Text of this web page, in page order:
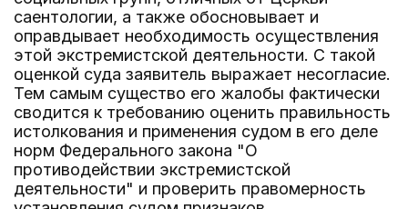
саентологии, а также обосновывает и
оправдывает необходимость осуществления
этой экстремистской деятельности. С такой
оценкой суда заявитель выражает несогласие.
Тем самым существо его жалобы фактически
сводится к требованию оценить правильность
истолкования и применения судом в его деле
норм Федерального закона "О
противодействии экстремистской
деятельности" и проверить правомерность